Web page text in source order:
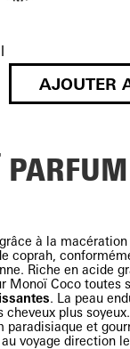
AJOUTER
à la macération
coprah,
Riche en acide
Monoï Coco toutes
. La peau
plus
paradisiaque et
voyage direction